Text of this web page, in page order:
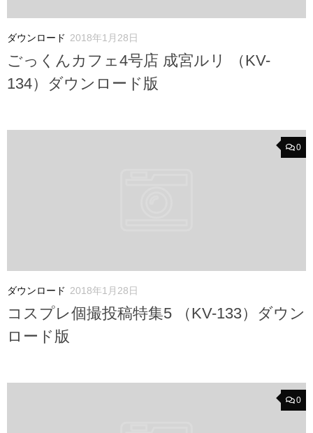
ダウンロード 2018年1月28日
ごっくんカフェ4号店 成宮ルリ （KV-
134）ダウンロード版
0
ダウンロード 2018年1月28日
コスプレ個撮投稿特集5 （KV-133）ダウン
ロード版
0